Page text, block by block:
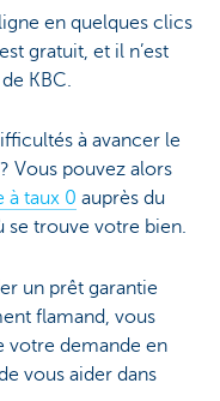
en quelques clics
gratuit, et il n’est
KBC.
à avancer le
Vous pouvez alors
à taux 0 auprès du
se trouve votre bien.
un prêt garantie
flamand, vous
votre demande en
vous aider dans